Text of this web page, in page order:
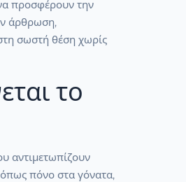
προσφέρουν την
άρθρωση,
σωστή θέση χωρίς
το
αντιμετωπίζουν
όπως πόνο στα γόνατα,